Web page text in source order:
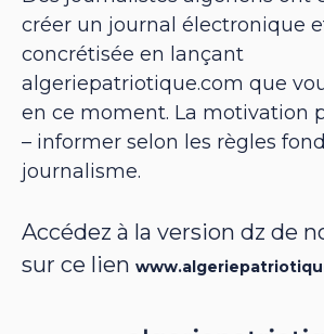
créer un journal électronique
concrétisée en lançant
algeriepatriotique.com que
en ce moment. La motivation
– informer selon les règles
journalisme.
Accédez à la version dz de
sur ce lien